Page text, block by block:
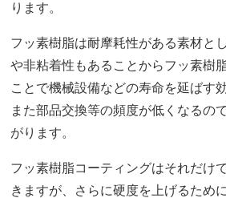
ります。
フッ素樹脂は耐摩耗性がある素材と
や非粘着性もあることからフッ素樹
ことで機械設備などの寿命を延ばす
また部品交換等の頻度が低くなるの
がります。
フッ素樹脂コーティングはそれだけ
きますが、さらに硬度を上げるため